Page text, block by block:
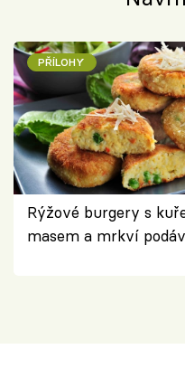
PŘÍLOHY
Rýžové burgery s
masem a mrkví